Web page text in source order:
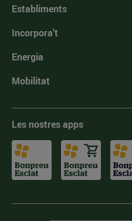
Establiments
Incorpora't
Energia
Mobilitat
Les nostres apps